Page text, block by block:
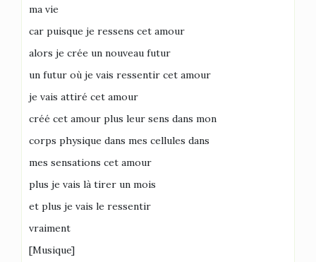
ma vie
car puisque je ressens cet amour
alors je crée un nouveau futur
un futur où je vais ressentir cet amour
je vais attiré cet amour
créé cet amour plus leur sens dans mon
corps physique dans mes cellules dans
mes sensations cet amour
plus je vais là tirer un mois
et plus je vais le ressentir
vraiment
[Musique]